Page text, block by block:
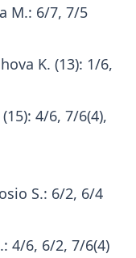
M.: 6/7, 7/5
K. (13): 1/6,
(15): 4/6, 7/6(4),
S.: 6/2, 6/4
4/6, 6/2, 7/6(4)